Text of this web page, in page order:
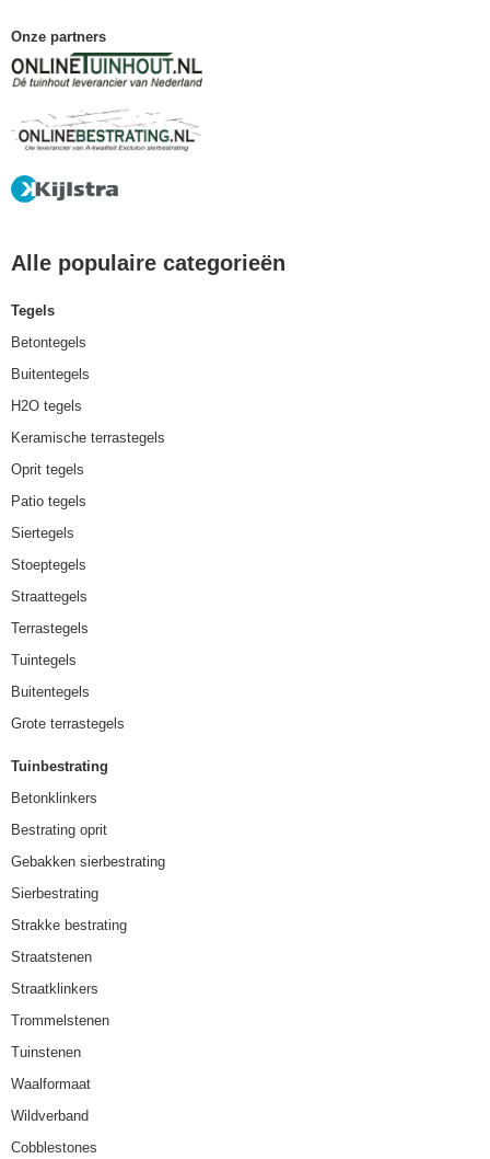
Onze partners
Alle populaire categorieën
Tegels
Betontegels
Buitentegels
H2O tegels
Keramische terrastegels
Oprit tegels
Patio tegels
Siertegels
Stoeptegels
Straattegels
Terrastegels
Tuintegels
Buitentegels
Grote terrastegels
Tuinbestrating
Betonklinkers
Bestrating oprit
Gebakken sierbestrating
Sierbestrating
Strakke bestrating
Straatstenen
Straatklinkers
Trommelstenen
Tuinstenen
Waalformaat
Wildverband
Cobblestones